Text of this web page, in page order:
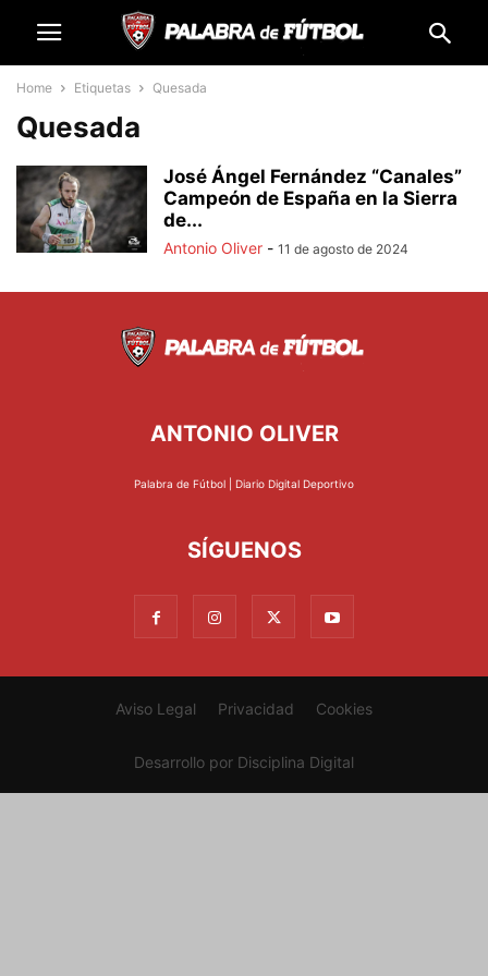
Home Etiquetas Quesada
Quesada
José Ángel Fernández “Canales”
Campeón de España en la Sierra
de...
Antonio Oliver - 11 de agosto de 2024
ANTONIO OLIVER
Palabra de Fútbol | Diario Digital Deportivo
SÍGUENOS
Aviso Legal Privacidad Cookies
Desarrollo por Disciplina Digital